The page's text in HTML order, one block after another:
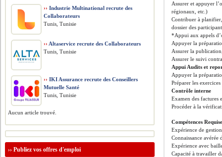
Assurer et appuyer
régionaux, etc.)
Contribuer à
dossier des
*Appui aux appels
Appuyer la
Assurer la
Assurer le suivi
Appui Audits et
Appuyer la
Préparer les
Contrôle interne
Examen des
Procéder à la
Compétences
Expérience de
Connaissance
Expérience avec
Capacité à travailler
›› Industrie Multinational recrute des
Collaborateurs
Tunis, Tunisie
›› Altaservice recrute des Collaborateurs
Tunis, Tunisie
›› IKI Assurance recrute des Conseillers
Mutuelle Santé
Tunis, Tunisie
Aucun article trouvé.
››Publiez vos offres d'emploi